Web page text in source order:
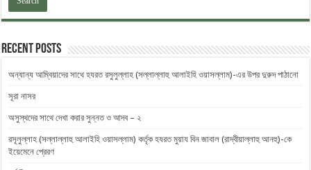
Recent Posts
অন্যান্য আম্বিয়াদের সাথে হযরত রসুলুল্লাহ (সল্লাল্লাহু ‎আলাইহি ওয়াসল্লাম)-এর উপর দুরুদ ‎পাঠানো
সূরা নাসর
অসুস্থদের সাথে দেখা করার সুন্নত ও আদব – ২
রসূলুল্লাহ (সল্লাল্লাহু আলাইহি ওয়াসল্লাম) কর্তৃক হযরত মুয়ায বিন জাবাল (রাদ্বীয়াল্লাহু আনহু)-কে
ইয়েমেনে প্রেরণ